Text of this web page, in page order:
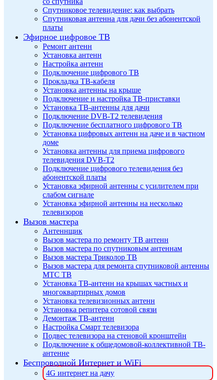
Спутниковое телевидение: как выбрать
Спутниковая антенна для дачи без абонентской
платы
Эфирное цифровое ТВ
Ремонт антенн
Установка антенн
Настройка антенн
Подключение цифрового ТВ
Прокладка ТВ-кабеля
Установка антенны на крыше
Подключение и настройка ТВ-приставки
Установка ТВ-антенны для дачи
Подключение DVB-T2 телевидения
Подключение бесплатного цифрового ТВ
Установка цифровых антенн на даче и в частном
доме
Установка антенны для приема цифрового
телевидения DVB-T2
Подключение цифрового телевидения без
абонентской платы
Установка эфирной антенны с усилителем при
слабом сигнале
Установка эфирной антенны на несколько
телевизоров
Вызов мастера
Антеннщик
Вызов мастера по ремонту ТВ антенн
Вызов мастера по спутниковым антеннам
Вызов мастера Триколор ТВ
Вызов мастера для ремонта спутниковой антенны
МТС ТВ
Установка ТВ-антенн на крышах частных и
многоквартирных домов
Установка телевизионных антенн
Установка репитера сотовой связи
Демонтаж ТВ-антенн
Настройка Смарт телевизора
Подвес телевизора на стеновой кронштейн
Подключение к общедомовой-коллективной ТВ-
антенне
Беспроводной Интернет и WiFi
4G интернет на дачу